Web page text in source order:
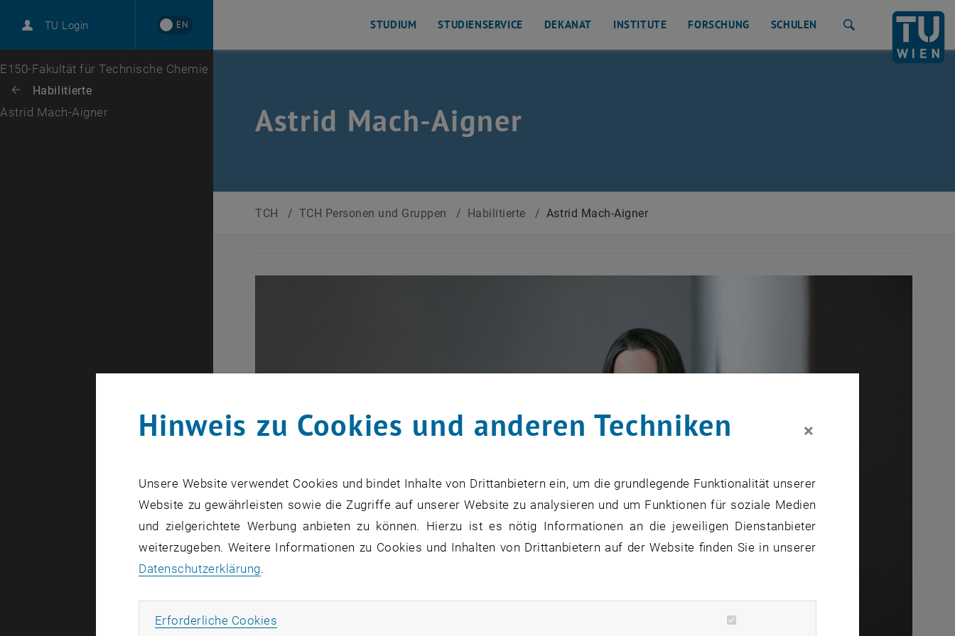
TU Login EN
Zur 1. Menü Ebene
E150-Fakultät für Technische Chemie
Zurück: Subseiten von Habilitierte auflisten
Zurück zur letzten Ebene:
Habilitierte
Astrid Mach-Aigner
STUDIUM STUDIENSERVICE DEKANAT INSTITUTE FORSCHUNG SCHULEN
Astrid Mach-Aigner
TCH / TCH Personen und Gruppen / Habilitierte / Astrid Mach-Aigner
Hinweis zu Cookies und anderen Techniken ×
Unsere Website verwendet Cookies und bindet Inhalte von Drittanbietern ein, um die grundlegende Funktionalität unserer
Website zu gewährleisten sowie die Zugriffe auf unserer Website zu analysieren und um Funktionen für soziale Medien
und zielgerichtete Werbung anbieten zu können. Hierzu ist es nötig Informationen an die jeweiligen Dienstanbieter
weiterzugeben. Weitere Informationen zu Cookies und Inhalten von Drittanbietern auf der Website finden Sie in unserer
Datenschutzerklärung.
Erforderliche Cookies